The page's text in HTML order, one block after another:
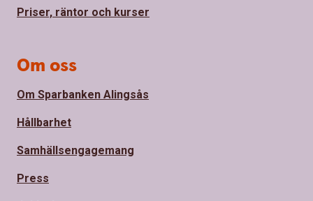
Priser, räntor och kurser
Om oss
Om Sparbanken Alingsås
Hållbarhet
Samhällsengagemang
Press